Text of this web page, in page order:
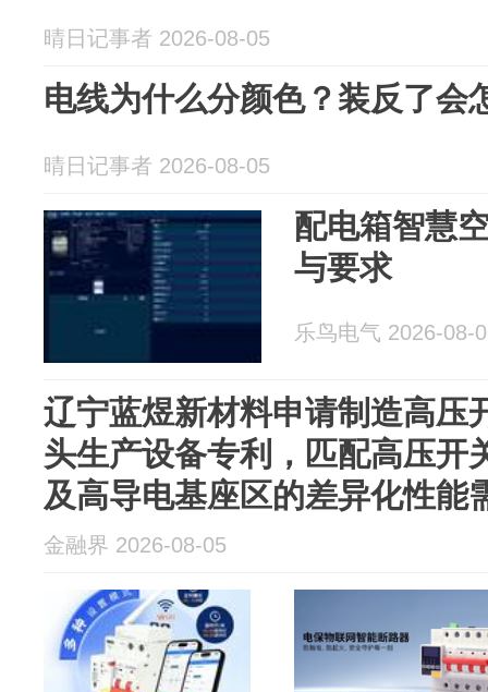
晴日记事者 2026-08-05
电线为什么分颜色？装反了会
晴日记事者 2026-08-05
配电箱智慧
与要求
乐鸟电气 2026-08-
辽宁蓝煜新材料申请制造高压
头生产设备专利，匹配高压开
及高导电基座区的差异化性能
金融界 2026-08-05